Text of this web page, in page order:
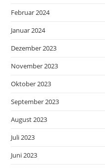
Februar 2024
Januar 2024
Dezember 2023
November 2023
Oktober 2023
September 2023
August 2023
Juli 2023
Juni 2023